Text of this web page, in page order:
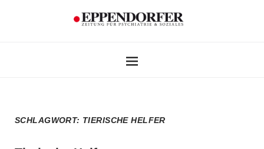
SCHLAGWORT: TIERISCHE HELFER